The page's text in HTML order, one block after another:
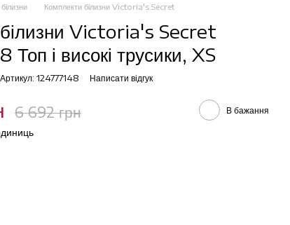
Комплекти білизни Victoria's Secret
Victoria's Secret
Топ і високі трусики, XS
Артикул: 124777148 Написати відгук
6 692 грн В бажання